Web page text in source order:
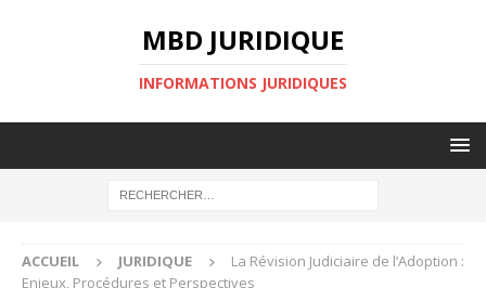
MBD JURIDIQUE
INFORMATIONS JURIDIQUES
ACCUEIL JURIDIQUE
La Révision Judiciaire de l’Adoption :
Enjeux, Procédures et Perspectives